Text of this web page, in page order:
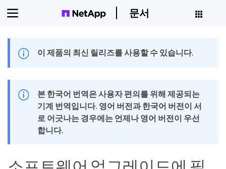
문서
이 제품의 최신 릴리즈를 사용할 수 있습니다.
본 한국어 번역은 사용자 편의를 위해 제공되는
기계 번역입니다. 영어 버전과 한국어 버전이 서
로 어긋나는 경우에는 언제나 영어 버전이 우선
합니다.